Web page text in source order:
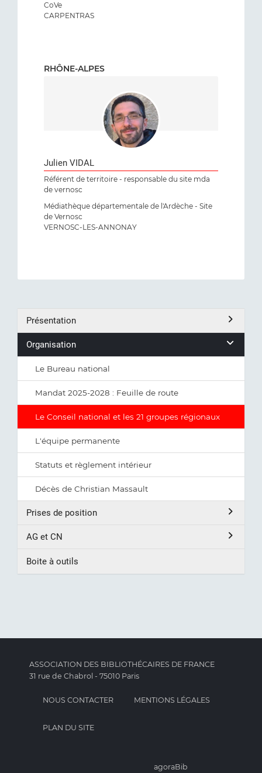
CoVe
CARPENTRAS
RHÔNE-ALPES
Julien VIDAL
Référent de territoire - responsable du site mda
de vernosc
Médiathèque départementale de l'Ardèche - Site
de Vernosc
VERNOSC-LES-ANNONAY
Présentation
Organisation
Le Bureau national
Mandat 2025-2028 : Feuille de route
Le Conseil national et les 21 groupes régionaux
L'équipe permanente
Statuts et règlement intérieur
Décès de Christian Massault
Prises de position
AG et CN
Boite à outils
ASSOCIATION DES BIBLIOTHÉCAIRES DE FRANCE
31 rue de Chabrol - 75010 Paris
NOUS CONTACTER MENTIONS LÉGALES
PLAN DU SITE
agoraBib